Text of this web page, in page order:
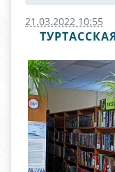
21.03.2022 10:55